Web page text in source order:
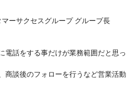
ーサクセスグループ グループ長
電話をする事だけが業務範囲だと思っ
商談後のフォローを行うなど営業活動